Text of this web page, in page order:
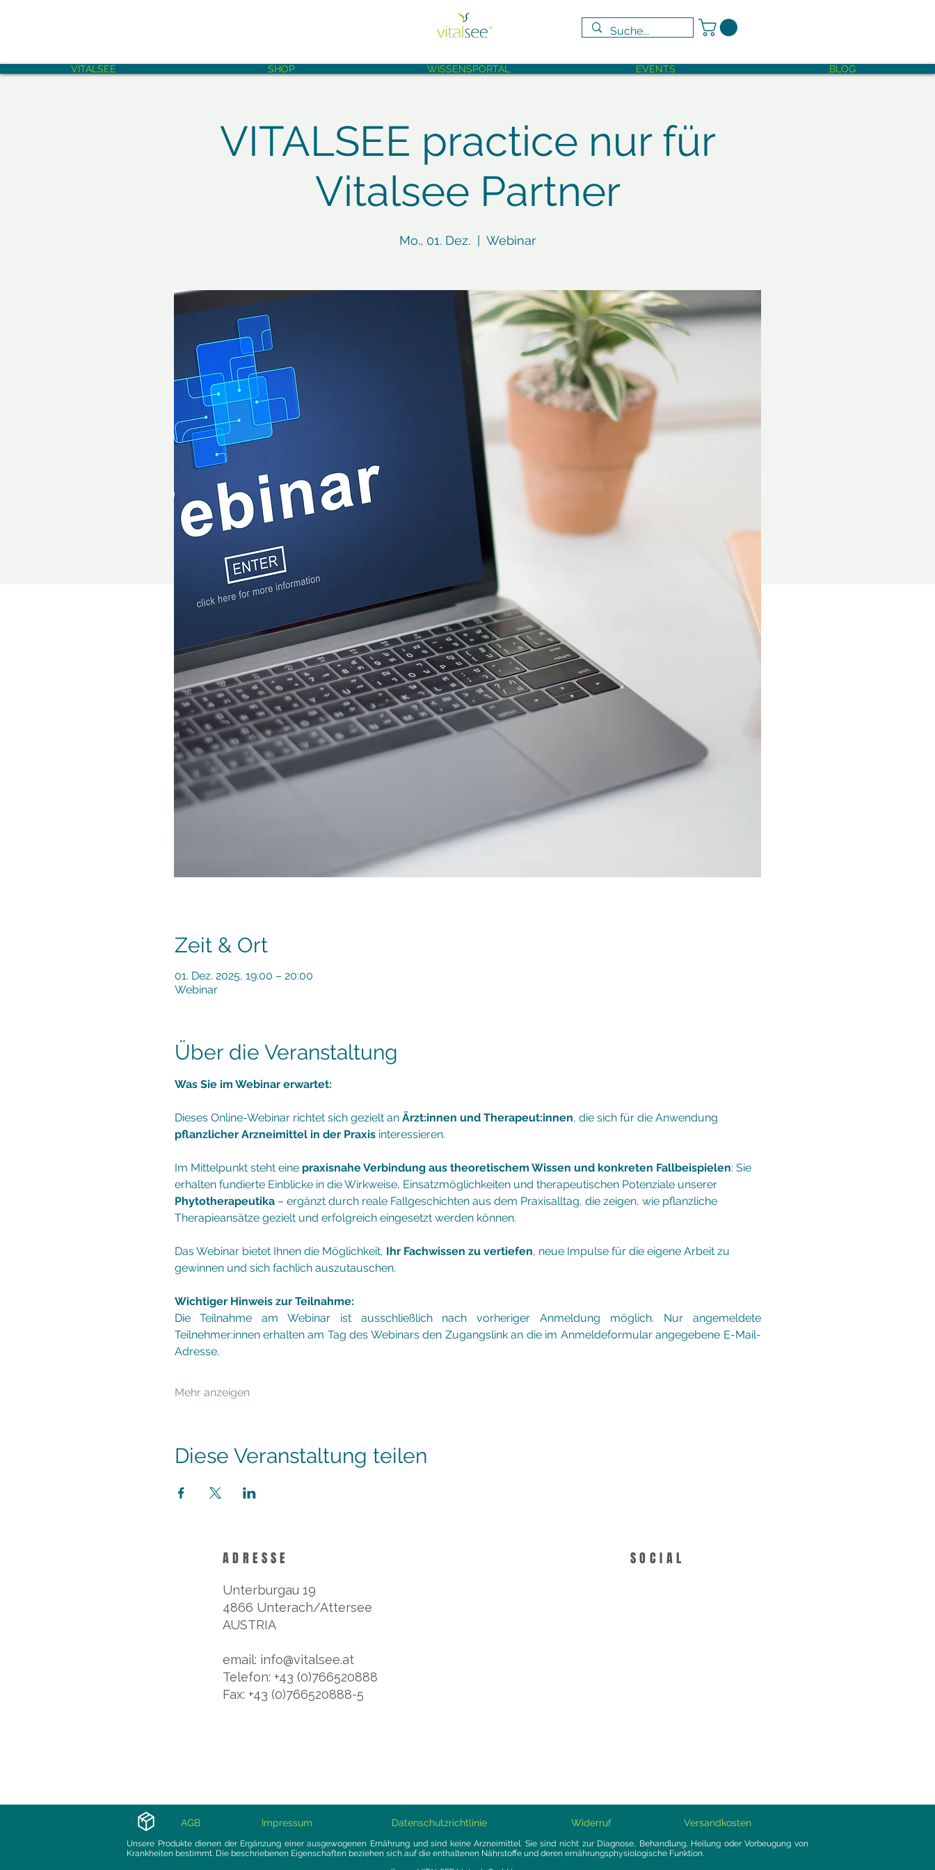
VITALSEE SHOP WISSENSPORTAL EVENTS BLOG
VITALSEE practice nur für
Vitalsee Partner
Mo., 01. Dez. Webinar
Zeit & Ort
01. Dez. 2025, 19:00 – 20:00
Webinar
Über die Veranstaltung
Was Sie im Webinar erwartet:
Dieses Online-Webinar richtet sich gezielt an Ärzt:innen und Therapeut:innen, die sich für die Anwendung
pflanzlicher Arzneimittel in der Praxis interessieren.
Im Mittelpunkt steht eine praxisnahe Verbindung aus theoretischem Wissen und konkreten Fallbeispielen: Sie
erhalten fundierte Einblicke in die Wirkweise, Einsatzmöglichkeiten und therapeutischen Potenziale unserer
Phytotherapeutika – ergänzt durch reale Fallgeschichten aus dem Praxisalltag, die zeigen, wie pflanzliche
Therapieansätze gezielt und erfolgreich eingesetzt werden können.
Das Webinar bietet Ihnen die Möglichkeit, Ihr Fachwissen zu vertiefen, neue Impulse für die eigene Arbeit zu
gewinnen und sich fachlich auszutauschen.
Wichtiger Hinweis zur Teilnahme:
Die Teilnahme am Webinar ist ausschließlich nach vorheriger Anmeldung möglich. Nur angemeldete
Teilnehmer:innen erhalten am Tag des Webinars den Zugangslink an die im Anmeldeformular angegebene E-Mail-
Adresse.
Mehr anzeigen
Diese Veranstaltung teilen
ADRESSE
Unterburgau 19
4866 Unterach/Attersee
AUSTRIA
email: info@vitalsee.at
Telefon: +43 (0)766520888
Fax: +43 (0)766520888-5
SOCIAL
AGB Impressum Datenschutzrichtlinie Widerruf Versandkosten
Unsere Produkte dienen der Ergänzung einer ausgewogenen Ernährung und sind keine Arzneimittel. Sie sind nicht zur Diagnose, Behandlung, Heilung oder Vorbeugung von
Krankheiten bestimmt. Die beschriebenen Eigenschaften beziehen sich auf die enthaltenen Nährstoffe und deren ernährungsphysiologische Funktion.